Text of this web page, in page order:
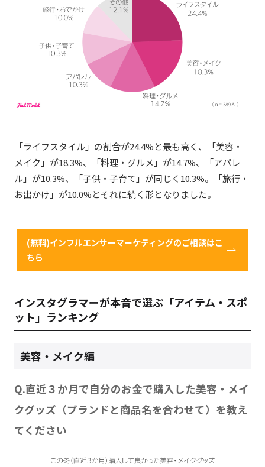
「ライフスタイル」の割合が24.4%と最も高く、「美容・
メイク」が18.3%、「料理・グルメ」が14.7%、「アパレ
ル」が10.3%、「子供・子育て」が同じく10.3%。「旅行・
お出かけ」が10.0%とそれに続く形となりました。
(無料)インフルエンサーマーケティングのご相談はこ
ちら
インスタグラマーが本音で選ぶ「アイテム・スポ
ット」ランキング
美容・メイク編
Q.直近３か月で自分のお金で購入した美容・メイ
クグッズ（ブランドと商品名を合わせて）を教え
てください